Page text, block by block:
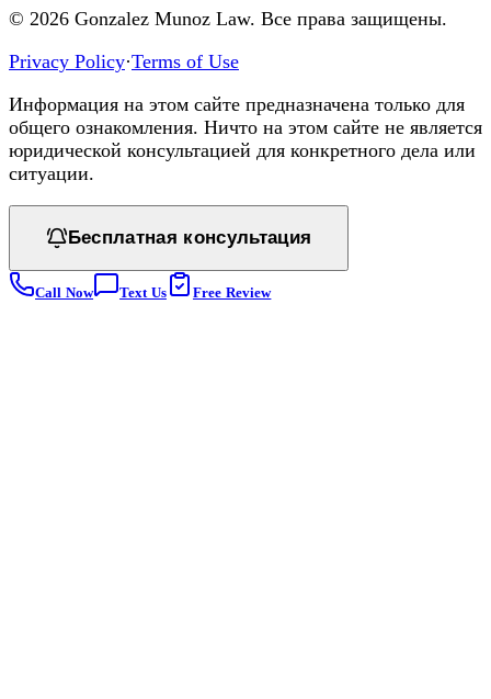
© 2026 Gonzalez Munoz Law. Все права защищены.
Privacy Policy·Terms of Use
Информация на этом сайте предназначена только для
общего ознакомления. Ничто на этом сайте не является
юридической консультацией для конкретного дела или
ситуации.
Бесплатная консультация
Call Now Text Us Free Review